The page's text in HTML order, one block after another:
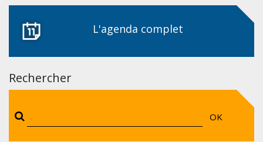
L'agenda complet
Rechercher
OK